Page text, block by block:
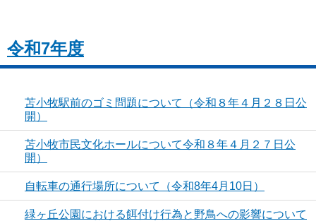
令和7年度
苫小牧駅前のゴミ問題について（令和８年４月２８日公
開）
苫小牧市民文化ホールについて令和８年４月２７日公
開）
自転車の通行場所について（令和8年4月10日）
緑ヶ丘公園における餌付け行為と野鳥への影響について